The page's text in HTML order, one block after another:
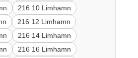
216 10 Limhamn
216 12 Limhamn
216 14 Limhamn
216 16 Limhamn